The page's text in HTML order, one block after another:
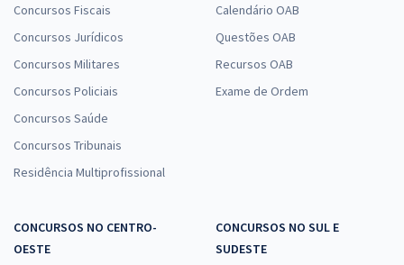
Concursos Fiscais
Concursos Jurídicos
Concursos Militares
Concursos Policiais
Concursos Saúde
Concursos Tribunais
Residência Multiprofissional
Calendário OAB
Questões OAB
Recursos OAB
Exame de Ordem
CONCURSOS NO CENTRO-
OESTE
CONCURSOS NO SUL E
SUDESTE